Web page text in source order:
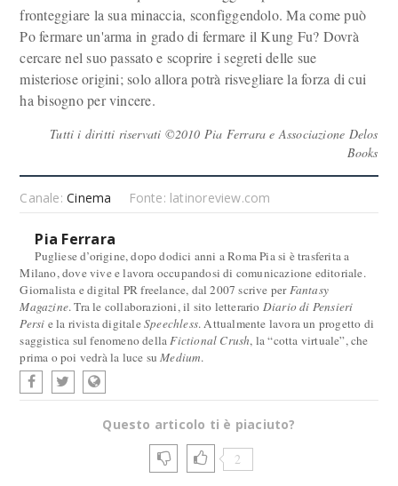
fronteggiare la sua minaccia, sconfiggendolo. Ma come può
Po fermare un'arma in grado di fermare il Kung Fu? Dovrà
cercare nel suo passato e scoprire i segreti delle sue
misteriose origini; solo allora potrà risvegliare la forza di cui
ha bisogno per vincere.
Tutti i diritti riservati ©2010 Pia Ferrara e Associazione Delos
Books
Canale:Cinema Fonte: latinoreview.com
Pia Ferrara
Pugliese d’origine, dopo dodici anni a Roma Pia si è trasferita a
Milano, dove vive e lavora occupandosi di comunicazione editoriale.
Giornalista e digital PR freelance, dal 2007 scrive perFantasy
Magazine. Tra le collaborazioni, il sito letterario Diario di Pensieri
Persi e la rivista digitaleSpeechless. Attualmente lavora un progetto di
saggistica sul fenomeno dellaFictional Crush, la “cotta virtuale”, che
prima o poi vedrà la luce suMedium.
Questo articolo ti è piaciuto?
2